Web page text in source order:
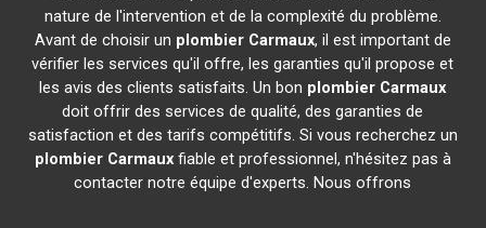
nature de l'intervention et de la complexité du problème.
Avant de choisir un plombier Carmaux, il est important de
vérifier les services qu'il offre, les garanties qu'il propose et
les avis des clients satisfaits. Un bon plombier Carmaux
doit offrir des services de qualité, des garanties de
satisfaction et des tarifs compétitifs. Si vous recherchez un
plombier Carmauxfiable et professionnel, n'hésitez pas à
contacter notre équipe d'experts. Nous offrons